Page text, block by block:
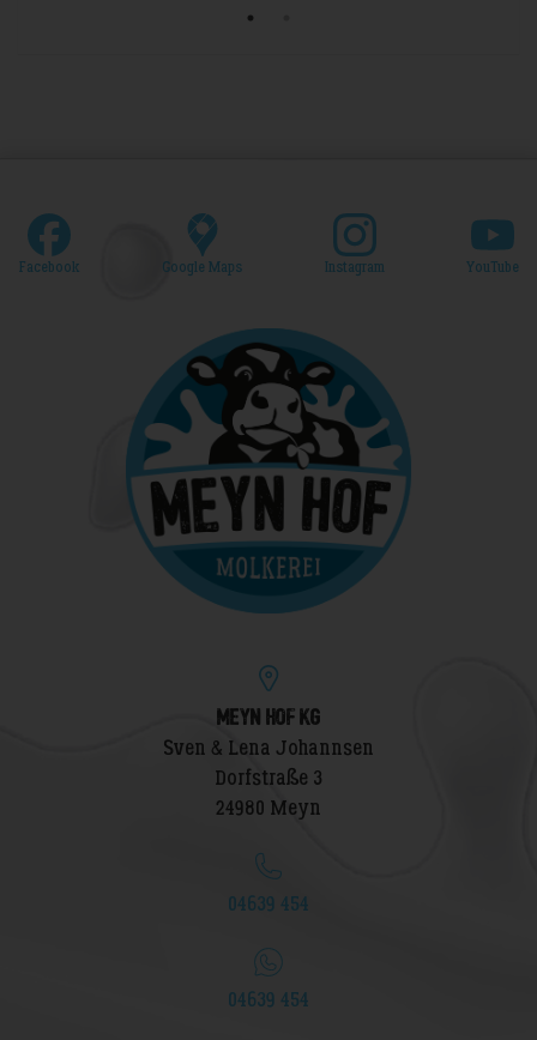
Facebook Google Maps Instagram YouTube
MEYN HOF KG
Sven & Lena Johannsen
Dorfstraße 3
24980 Meyn
04639 454
04639 454